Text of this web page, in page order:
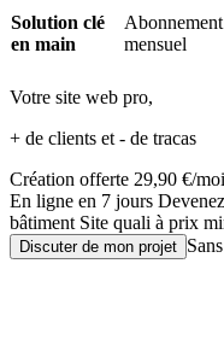
Solution clé
en main
Abonnement
mensuel
Votre site web pro,
+ de clients et - de tracas
Création offerte 29,90 €/
En ligne en 7 jours
bâtiment Site quali à prix
Discuter de mon projet